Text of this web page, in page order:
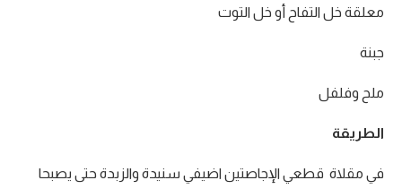
معلقة خل التفاح أو خل التوت
جبنة
ملح وفلفل
الطريقة
في مقلاة قطعي الإجاصتين اضيفي سنيدة والزبدة حتى يصبحا